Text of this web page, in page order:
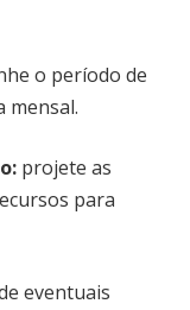
o período de
mensal.
projete as
para
eventuais